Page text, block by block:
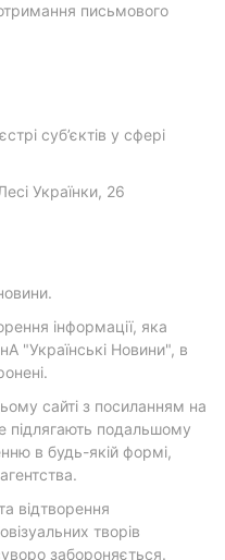
письмового
суб’єктів у сфері
Українки, 26
інформації, яка
"Українські Новини", в
сайті з посиланням на
підлягають подальшому
в будь-якій формі,
відтворення
творів
забороняється.